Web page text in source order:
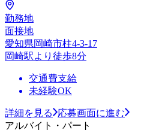
勤務地
面接地
愛知県岡崎市柱4-3-17
岡崎駅より徒歩8分
交通費支給
未経験OK
詳細を見る
応募画面に進む
アルバイト・パート